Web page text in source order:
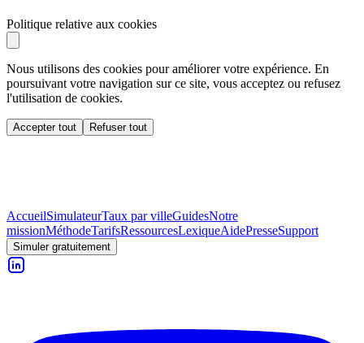
Politique relative aux cookies
Nous utilisons des cookies pour améliorer votre expérience. En
poursuivant votre navigation sur ce site, vous acceptez ou refusez
l'utilisation de cookies.
Accepter tout Refuser tout
AccueilSimulateurTaux par villeGuidesNotre
missionMéthodeTarifsRessourcesLexiqueAidePresseSupport
Simuler gratuitement